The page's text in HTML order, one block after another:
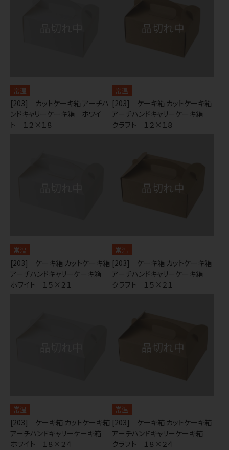
常温
[203] カットケーキ箱 アーチハ
ンドキャリーケーキ箱 ホワイ
ト １２×１８
常温
[203] ケーキ箱 カットケーキ箱
アーチハンドキャリーケーキ箱
クラフト １２×１８
常温
[203] ケーキ箱 カットケーキ箱
アーチハンドキャリーケーキ箱
ホワイト １５×２１
常温
[203] ケーキ箱 カットケーキ箱
アーチハンドキャリーケーキ箱
クラフト １５×２１
常温
[203] ケーキ箱 カットケーキ箱
アーチハンドキャリーケーキ箱
ホワイト １８×２４
常温
[203] ケーキ箱 カットケーキ箱
アーチハンドキャリーケーキ箱
クラフト １８×２４